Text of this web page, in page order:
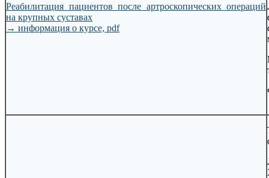
Реабилитация пациентов после артроскопических операций
на крупных суставах
→ информация о курсе, pdf